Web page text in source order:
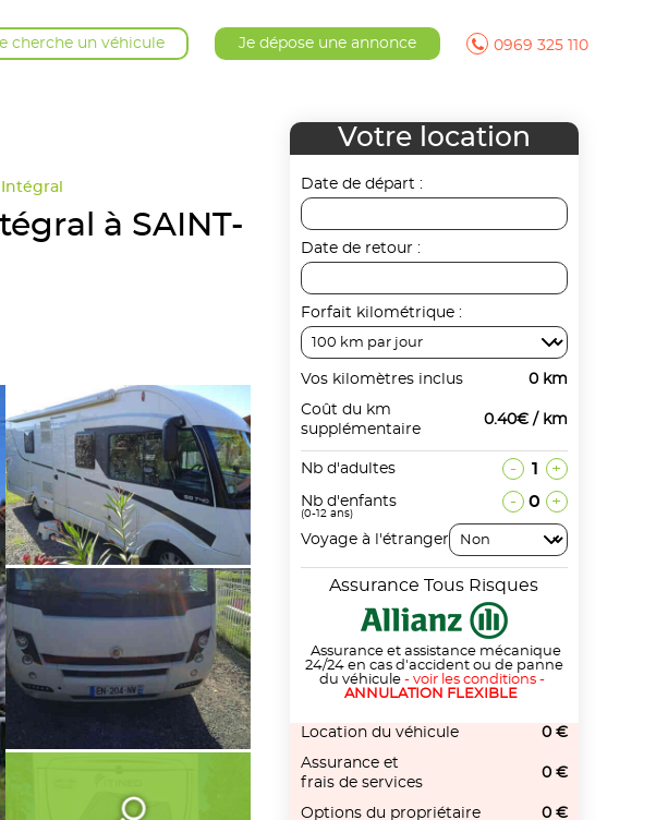
cherche un véhicule Je dépose une annonce 0969 325 110
Intégral
à SAINT-
Votre location
Date de départ :
Date de retour :
Forfait kilométrique :
Vos kilomètres inclus
0 km
Coût du km
supplémentaire
0.40€ / km
Nb d'adultes - 1 +
Nb d'enfants
(0-12 ans)
- 0 +
Voyage à l'étranger
Assurance Tous Risques
Assurance et assistance mécanique
24/24 en cas d'accident ou de panne
du véhicule-voir les conditions -
ANNULATION FLEXIBLE
Location du véhicule
0 €
Assurance et
frais de services
0 €
Options du propriétaire 0 €